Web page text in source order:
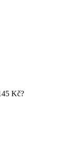
Kč?